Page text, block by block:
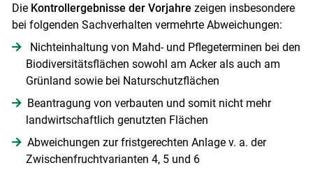
Die Kontrollergebnisse der Vorjahre zeigen insbesondere
bei folgenden Sachverhalten vermehrte Abweichungen:
Nichteinhaltung von Mahd- und Pflegeterminen bei den
Biodiversitätsflächen sowohl am Acker als auch am
Grünland sowie bei Naturschutzflächen
Beantragung von verbauten und somit nicht mehr
landwirtschaftlich genutzten Flächen
Abweichungen zur fristgerechten Anlage v. a. der
Zwischenfruchtvarianten 4, 5 und 6